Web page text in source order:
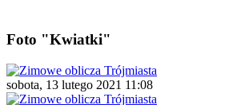
Foto "Kwiatki"
sobota, 13 lutego 2021 11:08